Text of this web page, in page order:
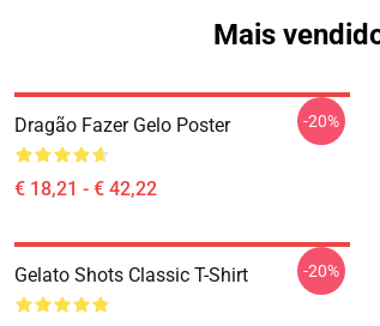
Mais
Dragão Fazer Gelo Poster
€ 18,21 - € 42,22
-20%
Gelato Shots Classic T-Shirt -20%